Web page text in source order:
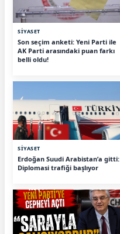
SİYASET
Son seçim anketi: Yeni Parti ile
AK Parti arasındaki puan farkı
belli oldu!
SİYASET
Erdoğan Suudi Arabistan’a gitti:
Diplomasi trafiği başlıyor